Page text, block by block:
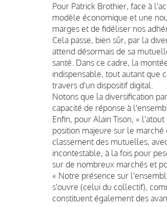
Pour Patrick Brothier, face à
modèle économique et une
marges et de fidéliser nos
Cela passe, bien sûr, par la
attend désormais de sa
santé. Dans ce cadre, la
indispensable, tout autant que
travers d'un dispositif digital.
Notons que la diversification
capacité de réponse à
Enfin, pour Alain Tison, «
position majeure sur le
classement des mutuelles,
incontestable, à la fois pour
sur de nombreux marchés et
« Notre présence sur
s'ouvre (celui du collectif),
constituent également des